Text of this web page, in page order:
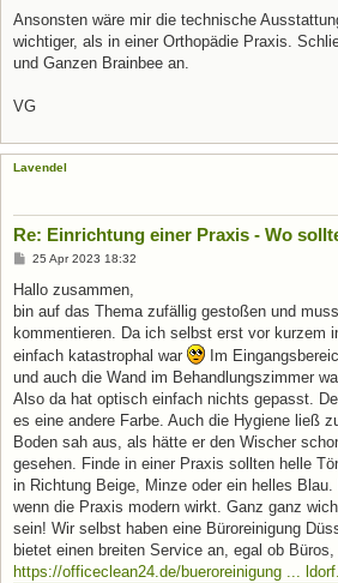
Ansonsten wäre mir die technische
wichtiger, als in einer Orthopädie Praxis.
und Ganzen Brainbee an.
VG
Lavendel
Re: Einrichtung einer Praxis - Wo
B
i
r
a
25 Apr 2023 18:32
Hallo zusammen,
bin auf das Thema zufällig gestoßen und
kommentieren. Da ich selbst erst vor kurzem
einfach katastrophal war
Im
und auch die Wand im Behandlungszimmer
Also da hat optisch einfach nichts gepasst.
es eine andere Farbe. Auch die Hygiene ließ
Boden sah aus, als hätte er den Wischer
gesehen. Finde in einer Praxis sollten helle
in Richtung Beige, Minze oder ein helles Blau.
wenn die Praxis modern wirkt. Ganz ganz
sein! Wir selbst haben eine Büroreinigung
bietet einen breiten Service an, egal ob
https://officeclean24.de/bueroreinigung ...